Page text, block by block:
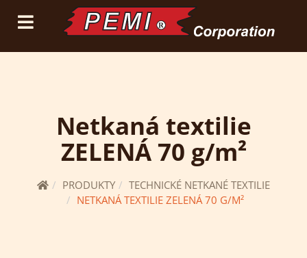
přihlásit se (current)registrace
Netkaná textilie
ZELENÁ 70 g/m²
PRODUKTY
TECHNICKÉ NETKANÉ TEXTILIE
NETKANÁ TEXTILIE ZELENÁ 70 G/M²